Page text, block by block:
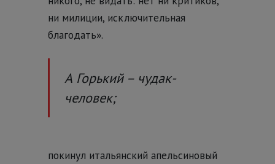
ни милиции, исключительная
благодать».
А Горький – чудак-
человек;
покинул итальянский апельсиновый